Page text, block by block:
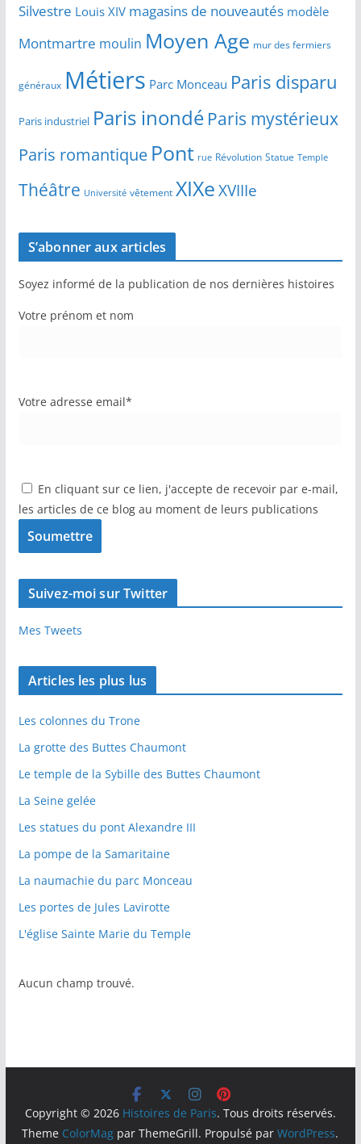
Silvestre Louis XIV magasins de nouveautés modèle
Montmartre moulin Moyen Age mur des fermiers
généraux Métiers Parc Monceau Paris disparu
Paris industriel Paris inondé Paris mystérieux
Paris romantique Pont rue Révolution Statue Temple
Théâtre Université vêtement XIXeXVIIIe
S’abonner aux articles
Soyez informé de la publication de nos dernières histoires
Votre prénom et nom
Votre adresse email*
En cliquant sur ce lien, j'accepte de recevoir par e-mail,
les articles de ce blog au moment de leurs publications
Suivez-moi sur Twitter
Mes Tweets
Articles les plus lus
Les colonnes du Trone
La grotte des Buttes Chaumont
Le temple de la Sybille des Buttes Chaumont
La Seine gelée
Les statues du pont Alexandre III
La pompe de la Samaritaine
La naumachie du parc Monceau
Les portes de Jules Lavirotte
L'église Sainte Marie du Temple
Aucun champ trouvé.
Copyright © 2026 Histoires de Paris. Tous droits réservés.
Theme ColorMag par ThemeGrill. Propulsé parWordPress.